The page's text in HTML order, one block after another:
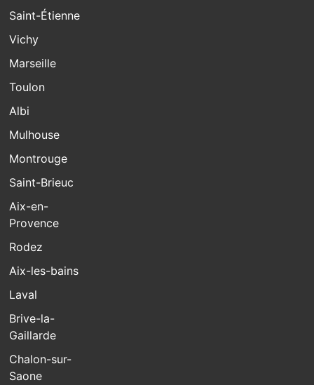
Saint-Étienne
Vichy
Marseille
Toulon
Albi
Mulhouse
Montrouge
Saint-Brieuc
Aix-en-
Provence
Rodez
Aix-les-bains
Laval
Brive-la-
Gaillarde
Chalon-sur-
Saone